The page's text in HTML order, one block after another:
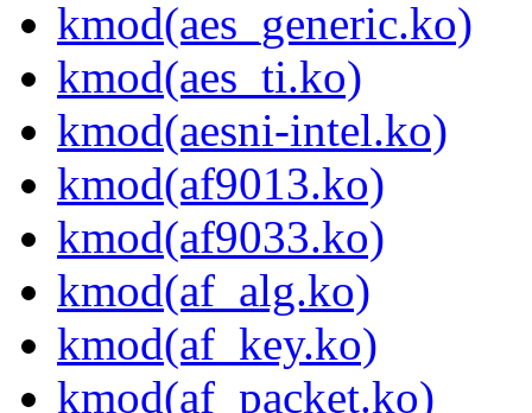
kmod(aes_generic.ko)
kmod(aes_ti.ko)
kmod(aesni-intel.ko)
kmod(af9013.ko)
kmod(af9033.ko)
kmod(af_alg.ko)
kmod(af_key.ko)
kmod(af_packet.ko)